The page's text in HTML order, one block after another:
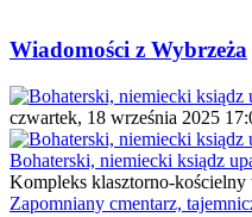
Wiadomości z Wybrzeża
czwartek, 18 września 2025
Bohaterski, niemiecki ksiądz
Kompleks klasztorno-kościelny
Zapomniany cmentarz,